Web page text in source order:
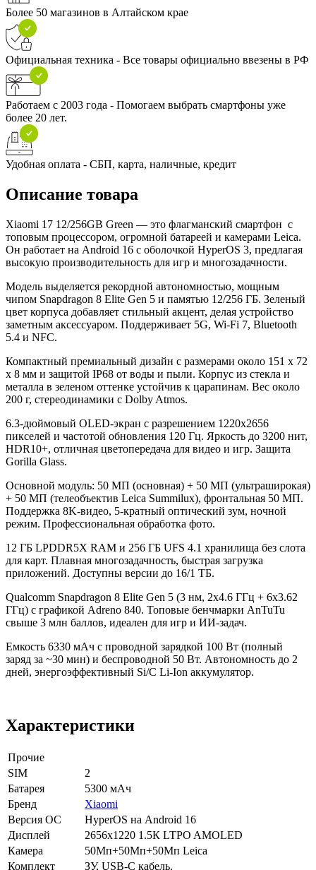
Более 50 магазинов в Алтайском крае
Официальная техника - Все товары официально ввезены в РФ
Работаем с 2003 года - Помогаем выбрать смартфоны уже
более 20 лет.
Удобная оплата - СБП, карта, наличные, кредит
Описание товара
Xiaomi 17 12/256GB Green — это флагманский смартфон с
топовым процессором, огромной батареей и камерами Leica.
Он работает на Android 16 с оболочкой HyperOS 3, предлагая
высокую производительность для игр и многозадачности.
Модель выделяется рекордной автономностью, мощным
чипом Snapdragon 8 Elite Gen 5 и памятью 12/256 ГБ. Зеленый
цвет корпуса добавляет стильный акцент, делая устройство
заметным аксессуаром. Поддерживает 5G, Wi-Fi 7, Bluetooth
5.4 и NFC.
Компактный премиальный дизайн с размерами около 151 x 72
x 8 мм и защитой IP68 от воды и пыли. Корпус из стекла и
металла в зеленом оттенке устойчив к царапинам. Вес около
200 г, стереодинамики с Dolby Atmos.
6.3-дюймовый OLED-экран с разрешением 1220x2656
пикселей и частотой обновления 120 Гц. Яркость до 3200 нит,
HDR10+, отличная цветопередача для видео и игр. Защита
Gorilla Glass.
Основной модуль: 50 МП (основная) + 50 МП (ультраширокая)
+ 50 МП (телеобъектив Leica Summilux), фронтальная 50 МП.
Поддержка 8K-видео, 5-кратный оптический зум, ночной
режим. Профессиональная обработка фото.
12 ГБ LPDDR5X RAM и 256 ГБ UFS 4.1 хранилища без слота
для карт. Плавная многозадачность, быстрая загрузка
приложений. Доступны версии до 16/1 ТБ.
Qualcomm Snapdragon 8 Elite Gen 5 (3 нм, 2x4.6 ГГц + 6x3.62
ГГц) с графикой Adreno 840. Топовые бенчмарки AnTuTu
свыше 3 млн баллов, идеален для игр и ИИ-задач.
Емкость 6330 мАч с проводной зарядкой 100 Вт (полный
заряд за ~30 мин) и беспроводной 50 Вт. Автономность до 2
дней, энергоэффективный Si/C Li-Ion аккумулятор.
Характеристики
Прочие
SIM
2
Батарея
5300 мАч
Бренд
Xiaomi
Версия ОС
HyperOS на Android 16
Дисплей
2656x1220 1.5К LTPO AMOLED
Камера
50Мп+50Мп+50Мп Leica
Комплект
ЗУ, USB-C кабель.